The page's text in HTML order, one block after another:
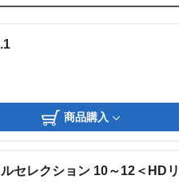
商品購入
セレクション 10～12＜HDリ